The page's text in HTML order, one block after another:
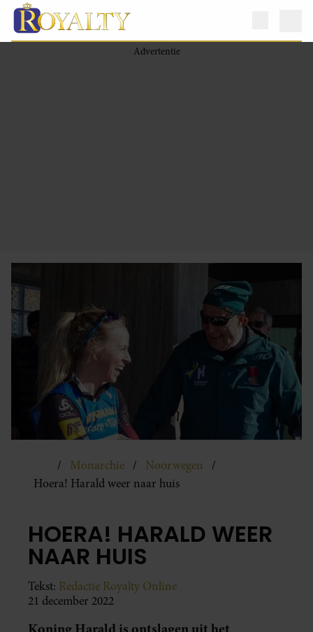
Monarchie
Noorwegen
Hoera! Harald weer naar huis
HOERA! HARALD WEER
NAAR HUIS
Tekst: Redactie Royalty Online
21 december 2022